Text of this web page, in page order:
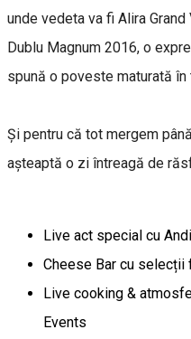
unde vedeta va fi Alira
Dublu Magnum 2016, o
spună o poveste maturată în
Și pentru că tot mergem
așteaptă o zi întreagă de
Live act special cu
Cheese Bar cu selecții
Live cooking &
Events